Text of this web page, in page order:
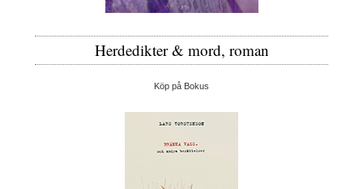
Herdedikter & mord, roman
Köp på Bokus